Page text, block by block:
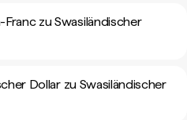
zu Swasiländischer
Dollar zu Swasiländischer